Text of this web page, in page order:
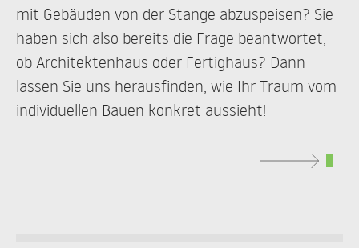
mit Gebäuden von der Stange abzuspeisen? Sie
haben sich also bereits die Frage beantwortet,
ob Architektenhaus oder Fertighaus? Dann
lassen Sie uns herausfinden, wie Ihr Traum vom
individuellen Bauen konkret aussieht!